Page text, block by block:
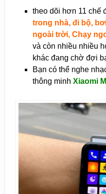
theo dõi hơn 11 chế
trong nhà, đi bộ,
ngoài trời, Chạy
và còn nhiều nhiều
khác đang chờ đợi
Bạn có thể nghe
thông minh Xiaomi